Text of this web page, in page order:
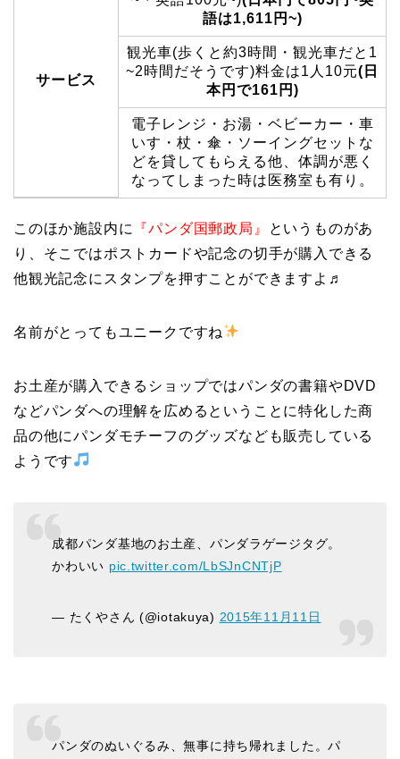
サービス
語は1,611円~)
観光車(歩くと約3時間・観光車だと1
~2時間だそうです)料金は1人10元(日
本円で161円)
電子レンジ・お湯・ベビーカー・車
いす・杖・傘・ソーイングセットな
どを貸してもらえる他、体調が悪く
なってしまった時は医務室も有り。
このほか施設内に 『パンダ国郵政局』
というものがあ
り、そこではポストカードや記念の切手が購入できる
他観光記念にスタンプを押すことができますよ♬
名前がとってもユニークですね
お土産が購入できるショップではパンダの書籍やDVD
などパンダへの理解を広めるということに特化した商
品の他にパンダモチーフのグッズなども販売している
ようです
成都パンダ基地のお土産、パンダラゲージタグ。
かわいい pic.twitter.com/LbSJnCNTjP
— たくやさん (@iotakuya) 2015年11月11日
パンダのぬいぐるみ、無事に持ち帰れました。パ